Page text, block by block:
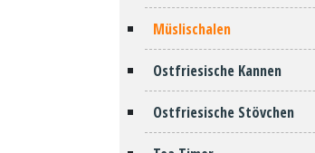
Müslischalen
Ostfriesische Kannen
Ostfriesische Stövchen